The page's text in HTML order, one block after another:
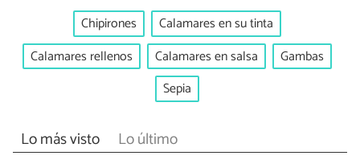
Chipirones
Calamares en su tinta
Calamares rellenos
Calamares en salsa
Gambas
Sepia
Lo más visto Lo último